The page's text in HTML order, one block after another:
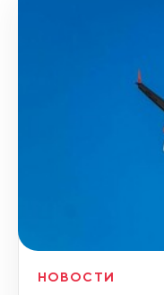
НОВОСТИ